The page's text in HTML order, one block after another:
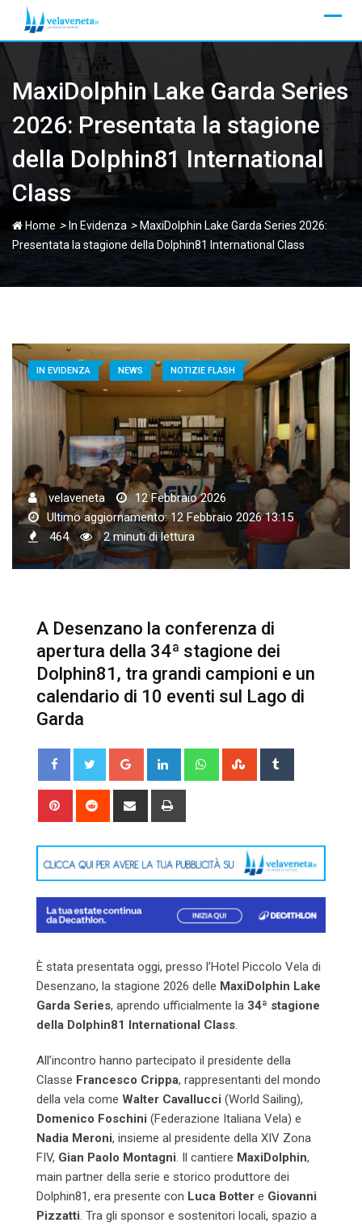
content
MaxiDolphin Lake Garda Series
2026: Presentata la stagione
della Dolphin81 International
Class
Home > In Evidenza > MaxiDolphin Lake Garda Series 2026:
Presentata la stagione della Dolphin81 International Class
IN EVIDENZA NEWS NOTIZIE FLASH
velaveneta
12 Febbraio 2026
Ultimo aggiornamento: 12 Febbraio 2026 13:15
464
2 minuti di lettura
A Desenzano la conferenza di
apertura della 34ª stagione dei
Dolphin81, tra grandi campioni e un
calendario di 10 eventi sul Lago di
Garda
Google+ LinkedIn WhatsappStumbleUpon
Pinterest Reddit
Share
È stata presentata oggi, presso l’Hotel Piccolo Vela di
Desenzano, la stagione 2026 delle MaxiDolphin Lake
Garda Series, aprendo ufficialmente la 34ª stagione
della Dolphin81 International Class.
All’incontro hanno partecipato il presidente della
Classe Francesco Crippa, rappresentanti del mondo
della vela come Walter Cavallucci (World Sailing),
Domenico Foschini (Federazione Italiana Vela) e
Nadia Meroni, insieme al presidente della XIV Zona
FIV, Gian Paolo Montagni. Il cantiere MaxiDolphin,
main partner della serie e storico produttore dei
Dolphin81, era presente con Luca Botter e Giovanni
Pizzatti. Tra gli sponsor e sostenitori locali, spazio a